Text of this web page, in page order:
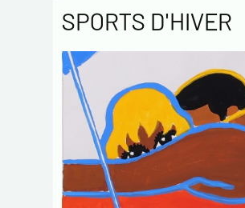
SPORTS D'HIVER